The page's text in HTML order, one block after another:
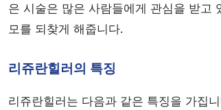
은 시술은 많은 사람들에게 관심을 받고
모를 되찾게 해줍니다.
리쥬란힐러의 특징
리쥬란힐러는 다음과 같은 특징을 가집